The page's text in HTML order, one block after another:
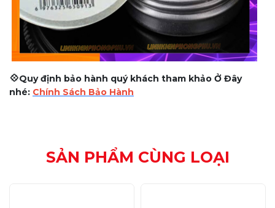
💠Quy định bảo hành quý khách tham khảo Ở Đây
nhé: Chính Sách Bảo Hành
SẢN PHẨM CÙNG LOẠI